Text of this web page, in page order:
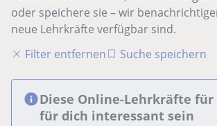
oder speichere sie – wir
neue Lehrkräfte verfügbar sind.
Filter entfernen
Suche speichern
Diese Online-Lehrkräfte
für dich interessant sein